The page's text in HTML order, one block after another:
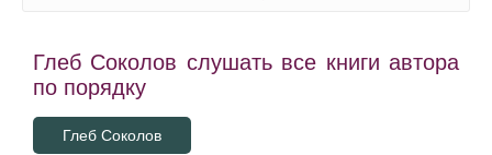
Глеб Соколов слушать все книги автора
по порядку
Глеб Соколов